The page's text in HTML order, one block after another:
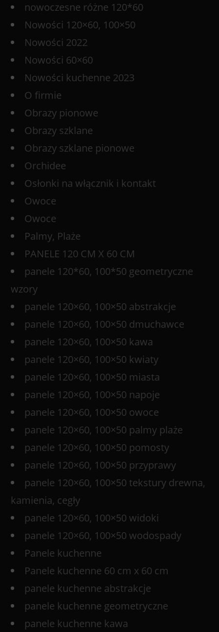
nowoczesne różne 120*60
Nowości 120×60, 100×50
Nowości 2022
Nowości 60×60
Nowości kuchenne 2023
O firmie
Obrazy pionowe
Obrazy szklane
Obrazy szklane pionowe
Orchidee
Osłonki na włącznik i kontakt
Owoce
Owoce
Palmy, Plaże
PANELE 120 CM X 60 CM
panele 120*60, 100*50 geometryczne
wzory
panele 120×60, 100×50 abstrakcje
panele 120×60, 100×50 dmuchawce
panele 120×60, 100×50 kawa
panele 120×60, 100×50 kwiaty
panele 120×60, 100×50 miasta
panele 120×60, 100×50 napoje
panele 120×60, 100×50 owoce
panele 120×60, 100×50 palmy plaże
panele 120×60, 100×50 pomosty
panele 120×60, 100×50 przyprawy
panele 120×60, 100×50 tekstury drewna,
kamienia, cegły
panele 120×60, 100×50 widoki
panele 120×60, 100×50 wodospady
Panele kuchenne
Panele kuchenne 60 cm x 60 cm
panele kuchenne abstrakcje
panele kuchenne geometryczne
panele kuchenne kawa